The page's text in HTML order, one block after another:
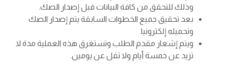
وذلك للتحقق من كافة البيانات قبل إصدار الصك.
بعد تحقيق جميع الخطوات السابقة يتم إصدار الصك
وتحميله إلكترونيا.
ويتم إشعار مقدم الطلب وتستغرق هذه العملية مدة لا
تزيد عن خمسة أيام ولا تقل عن يومين.